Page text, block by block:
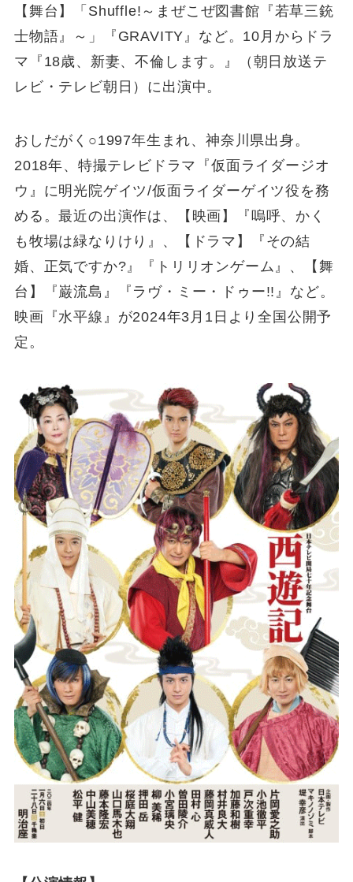
【舞台】「Shuffle!～まぜこぜ図書館『若草三銃
士物語』～」『GRAVITY』など。10月からドラ
マ『18歳、新妻、不倫します。』（朝日放送テ
レビ・テレビ朝日）に出演中。
おしだがく○1997年生まれ、神奈川県出身。
2018年、特撮テレビドラマ『仮面ライダージオ
ウ』に明光院ゲイツ/仮面ライダーゲイツ役を務
める。最近の出演作は、【映画】『嗚呼、かく
も牧場は緑なりけり』、【ドラマ】『その結
婚、正気ですか?』『トリリオンゲーム』、【舞
台】『巌流島』『ラヴ・ミー・ドゥー!!』など。
映画『水平線』が2024年3月1日より全国公開予
定。